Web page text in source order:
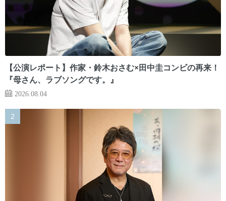
【公演レポート】作家・鈴木おさむ×田中圭コンビの再来！
『母さん、ラブソングです。』
2026.08.04